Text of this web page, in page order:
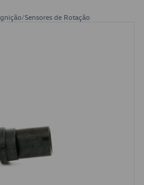
/Sensores de Rotação